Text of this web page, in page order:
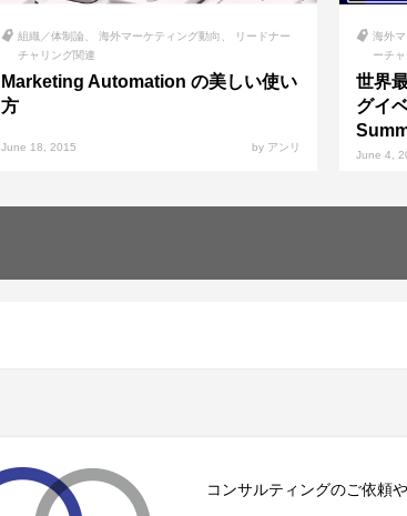
組織／体制論 海外マーケティング動向
リードナー
チャリング関連
Marketing Automation の美しい使い
方
June 18, 2015 by アンリ
海外
ーチ
世界
グイ
June 4,
コンサルティングのご依頼